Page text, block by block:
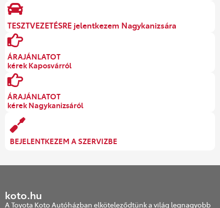
TESZTVEZETÉSRE jelentkezem Nagykanizsára
ÁRAJÁNLATOT
kérek Kaposvárról
ÁRAJÁNLATOT
kérek Nagykanizsáról
BEJELENTKEZEM A SZERVIZBE
koto.hu
A Toyota Koto Autóházban elköteleződtünk a világ legnagyobb